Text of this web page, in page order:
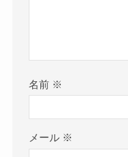
名前 ※
メール ※